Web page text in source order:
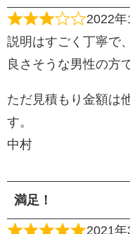
2022年
説明はすごく丁寧で
良さそうな男性の方
ただ見積もり金額は
す。
中村
満足！
2021年